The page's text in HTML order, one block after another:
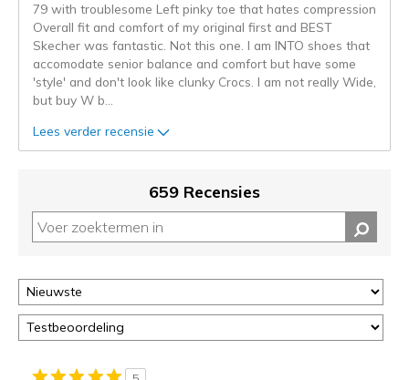
niejee
page_id.
kunt
status
van
je
deze
page
door
<a
href="javascript:location.href=location.pathname;">hier</a>
de
met
79 with troublesome Left pinky toe that hates compression
Overall fit and comfort of my original first and BEST
Skecher was fantastic. Not this one. I am INTO shoes that
accomodate senior balance and comfort but have some
'style' and don't look like clunky Crocs. I am not really Wide,
but buy W b
Lees verder recensie
659 Recensies